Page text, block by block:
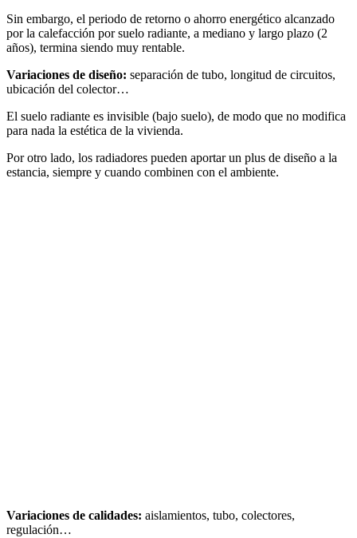
Sin embargo, el periodo de retorno o ahorro energético alcanzado
por la calefacción por suelo radiante, a mediano y largo plazo (2
años), termina siendo muy rentable.
Variaciones de diseño: separación de tubo, longitud de circuitos,
ubicación del colector…
El suelo radiante es invisible (bajo suelo), de modo que no modifica
para nada la estética de la vivienda.
Por otro lado, los radiadores pueden aportar un plus de diseño a la
estancia, siempre y cuando combinen con el ambiente.
Variaciones de calidades: aislamientos, tubo, colectores,
regulación…